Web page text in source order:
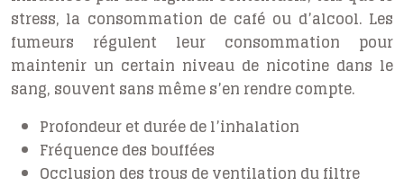
stress, la consommation de café ou d’alcool. Les
fumeurs régulent leur consommation pour
maintenir un certain niveau de nicotine dans le
sang, souvent sans même s’en rendre compte.
Profondeur et durée de l’inhalation
Fréquence des bouffées
Occlusion des trous de ventilation du filtre